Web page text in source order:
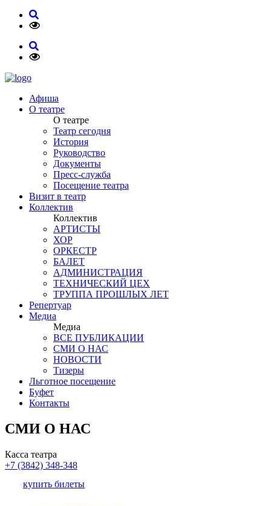
Афиша
О театре
О театре
Театр сегодня
История
Руководство
Документы
Пресс-служба
Посещение театра
Визит в театр
Коллектив
Коллектив
АРТИСТЫ
ХОР
ОРКЕСТР
БАЛЕТ
АДМИНИСТРАЦИЯ
ТЕХНИЧЕСКИЙ ЦЕХ
ТРУППА ПРОШЛЫХ ЛЕТ
Репертуар
Медиа
Медиа
ВСЕ ПУБЛИКАЦИИ
СМИ О НАС
НОВОСТИ
Тизеры
Льготное посещение
Буфет
Контакты
СМИ О НАС
Касса театра
+7 (3842) 348-348
купить билеты